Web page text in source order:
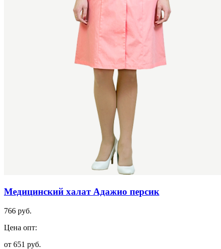
Медицинский халат Адажио персик
766 руб.
Цена опт:
от 651 руб.